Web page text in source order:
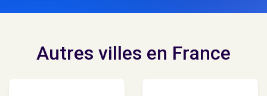
Autres villes en France